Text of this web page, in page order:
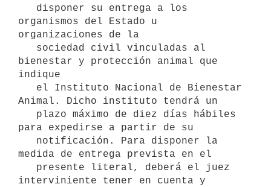
organismos del Estado u
organizaciones de la
bienestar y protección animal que
indique
Animal. Dicho instituto tendrá un
para expedirse a partir de su
medida de entrega prevista en el
interviniente tener en cuenta y